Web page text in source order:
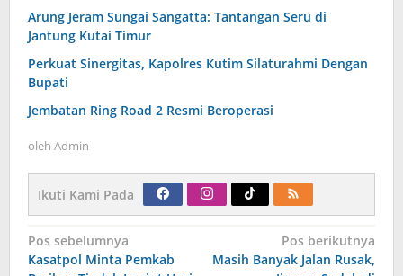
Arung Jeram Sungai Sangatta: Tantangan Seru di
Jantung Kutai Timur
Perkuat Sinergitas, Kapolres Kutim Silaturahmi Dengan
Bupati
Jembatan Ring Road 2 Resmi Beroperasi
oleh Admin
Ikuti Kami Pada
Navigasi
pos
Pos sebelumnya
Kasatpol Minta Pemkab
Pos berikutnya
Masih Banyak Jalan Rusak,